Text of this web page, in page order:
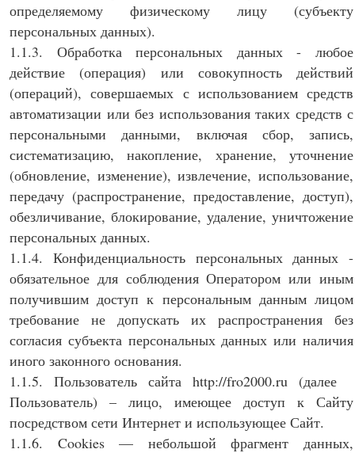
определяемому физическому лицу (субъекту
персональных данных).
1.1.3. Обработка персональных данных - любое
действие (операция) или совокупность действий
(операций), совершаемых с использованием средств
автоматизации или без использования таких средств с
персональными данными, включая сбор, запись,
систематизацию, накопление, хранение, уточнение
(обновление, изменение), извлечение, использование,
передачу (распространение, предоставление, доступ),
обезличивание, блокирование, удаление, уничтожение
персональных данных.
1.1.4. Конфиденциальность персональных данных -
обязательное для соблюдения Оператором или иным
получившим доступ к персональным данным лицом
требование не допускать их распространения без
согласия субъекта персональных данных или наличия
иного законного основания.
1.1.5. Пользователь сайта http://fro2000.ru (далее
Пользователь) – лицо, имеющее доступ к Сайту
посредством сети Интернет и использующее Сайт.
1.1.6. Cookies — небольшой фрагмент данных,